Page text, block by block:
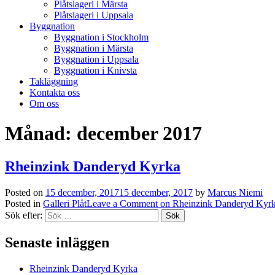
Plåtslageri i Märsta
Plåtslageri i Uppsala
Byggnation
Byggnation i Stockholm
Byggnation i Märsta
Byggnation i Uppsala
Byggnation i Knivsta
Takläggning
Kontakta oss
Om oss
Månad: december 2017
Rheinzink Danderyd Kyrka
Posted on 15 december, 201715 december, 2017 by Marcus Niemi
Posted in Galleri PlåtLeave a Comment on Rheinzink Danderyd
Sök efter:
Senaste inläggen
Rheinzink Danderyd Kyrka